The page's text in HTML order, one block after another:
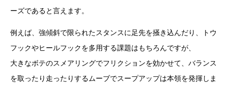
ーズであると言えます。
例えば、強傾斜で限られたスタンスに足先を掻き込んだり、トウ
フックやヒールフックを多用する課題はもちろんですが、
大きなボテのスメアリングでフリクションを効かせて、バランス
を取ったり走ったりするムーブでスープアップは本領を発揮しま